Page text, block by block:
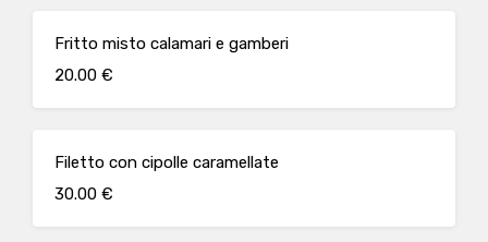
Fritto misto calamari e gamberi
20.00 €
Filetto con cipolle caramellate
30.00 €